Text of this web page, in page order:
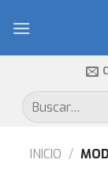
Buscar
por:
INICIO /